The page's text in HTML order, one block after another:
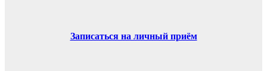
Записаться на личный приём